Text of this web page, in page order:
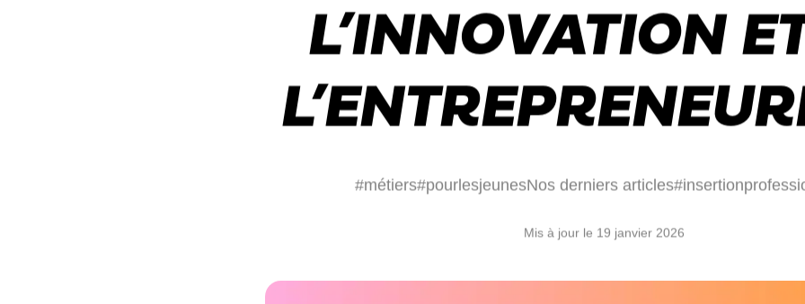
L’INNOVATION
#métiers#pourlesjeunesNos derniers articles
Mis à jour le 19 janvier 2026